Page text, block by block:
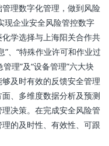
理数字化管理，做到风险
现企业安全风险管控数字
学选择与上海阳关合作共
、“特殊作业许可和作业过
管理”及“设备管理”六大块
及时有效的反馈安全管理
、多维度数据分析及预测
决策。在完成安全风险管
的及时性、有效性、可跟